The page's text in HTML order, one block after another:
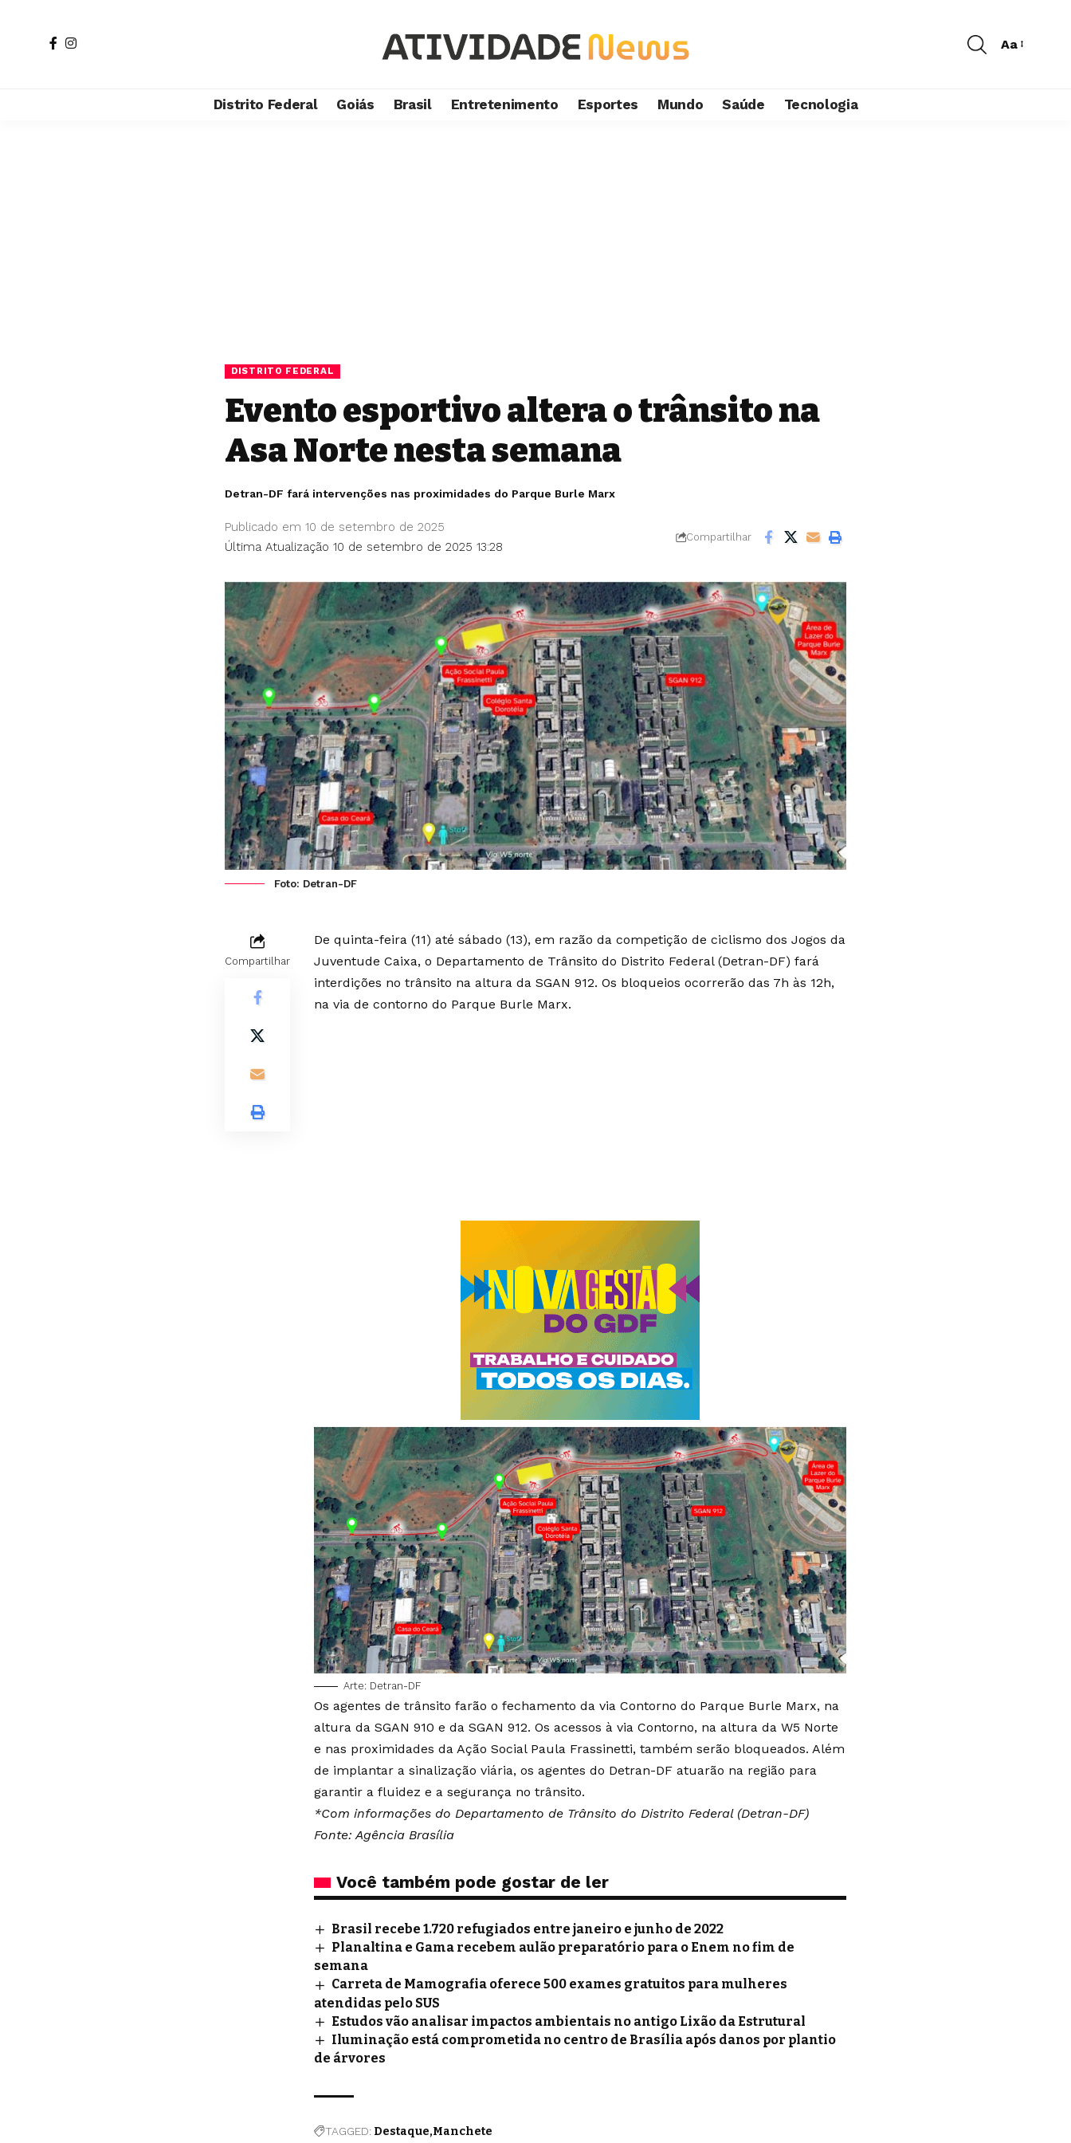
Aa
Distrito Federal Goiás Brasil Entretenimento Esportes Mundo Saúde Tecnologia
DISTRITO FEDERAL
Evento esportivo altera o trânsito na
Asa Norte nesta semana
Detran-DF fará intervenções nas proximidades do Parque Burle Marx
Última Atualização 10 de setembro de 2025 13:28
Publicado em 10 de setembro de 2025
Compartilhar
Foto: Detran-DF
Compartilhar
De quinta-feira (11) até sábado (13), em razão da competição de ciclismo dos Jogos da
Juventude Caixa, o Departamento de Trânsito do Distrito Federal (Detran-DF) fará
interdições no trânsito na altura da SGAN 912. Os bloqueios ocorrerão das 7h às 12h,
na via de contorno do Parque Burle Marx.
Arte: Detran-DF
Os agentes de trânsito farão o fechamento da via Contorno do Parque Burle Marx, na
altura da SGAN 910 e da SGAN 912. Os acessos à via Contorno, na altura da W5 Norte
e nas proximidades da Ação Social Paula Frassinetti, também serão bloqueados. Além
de implantar a sinalização viária, os agentes do Detran-DF atuarão na região para
garantir a fluidez e a segurança no trânsito.
*Com informações do Departamento de Trânsito do Distrito Federal (Detran-DF)
Fonte: Agência Brasília
Você também pode gostar de ler
Brasil recebe 1.720 refugiados entre janeiro e junho de 2022
Planaltina e Gama recebem aulão preparatório para o Enem no fim de
semana
Carreta de Mamografia oferece 500 exames gratuitos para mulheres
atendidas pelo SUS
Estudos vão analisar impactos ambientais no antigo Lixão da Estrutural
Iluminação está comprometida no centro de Brasília após danos por plantio
de árvores
TAGGED: Destaque Manchete